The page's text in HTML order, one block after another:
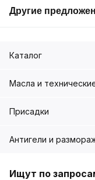
Другие
Каталог
Масла и
Присадки
Антигели и
Ищут по